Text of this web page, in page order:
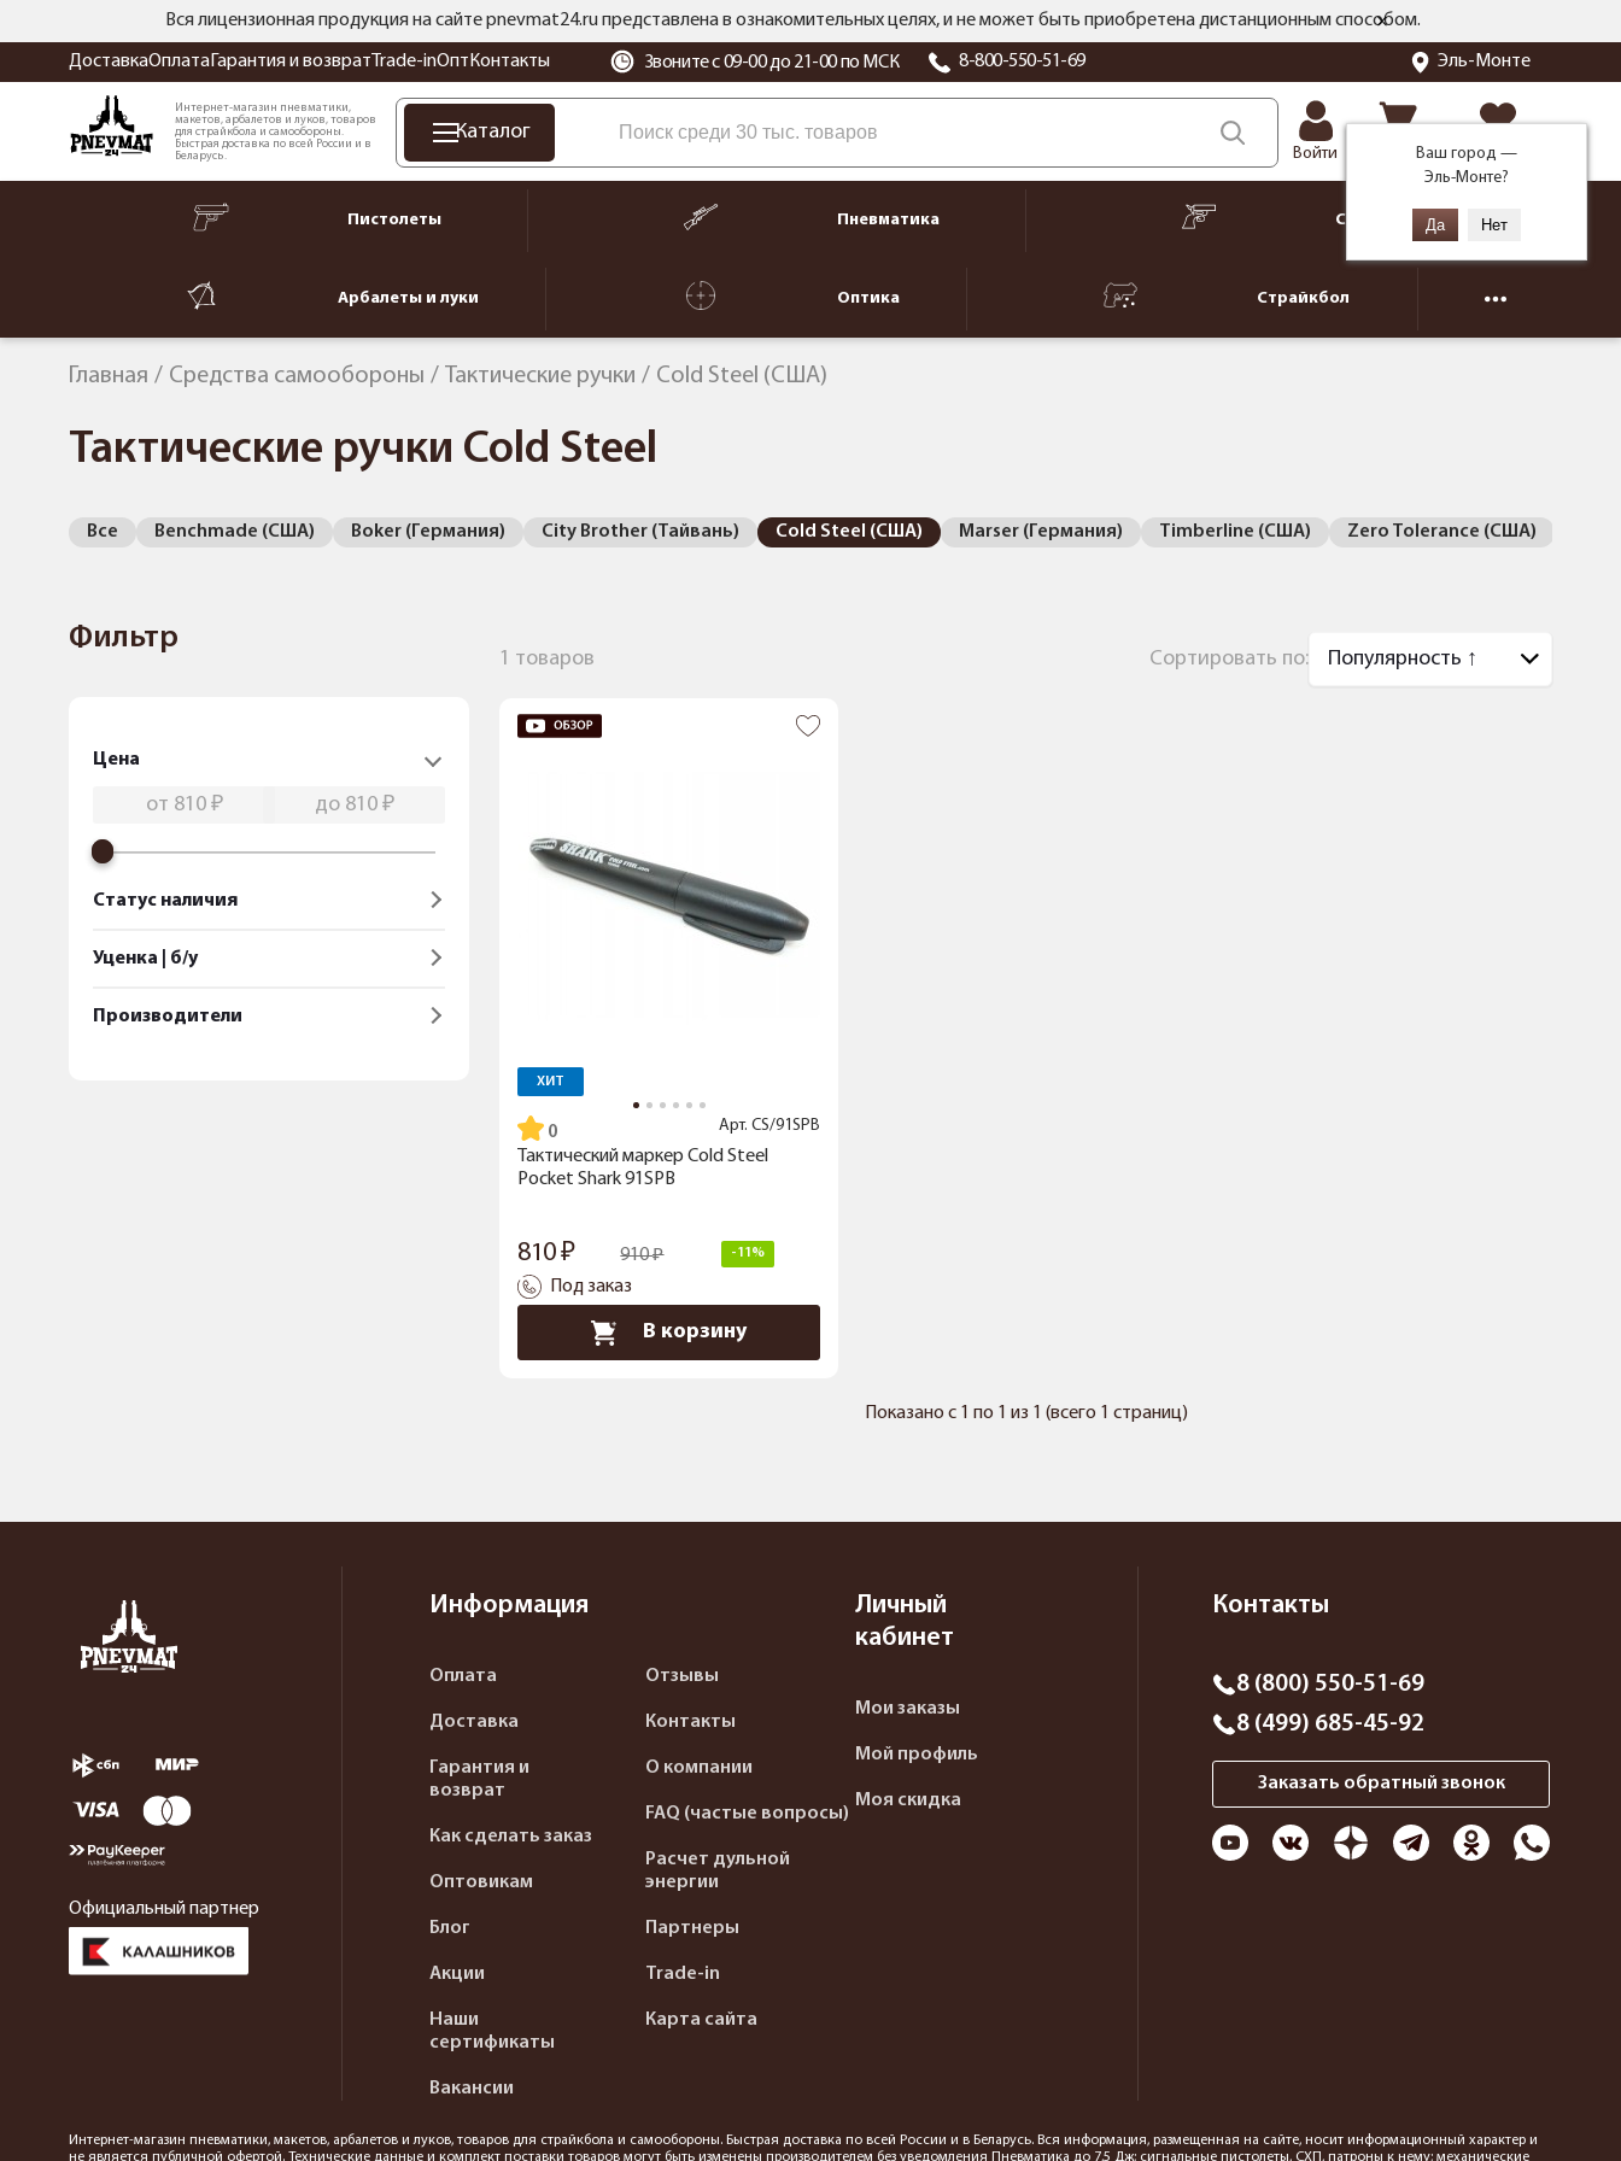
Вся лицензионная продукция на сайте pnevmat24.ru представлена в ознакомительных целях, и не может быть приобретена дистанционным способом.
ДоставкаОплата Гарантия и возврат Trade-inОпт Контакты Звоните с 09-00 до 21-00 по МСК 8-800-550-51-69 Эль-Монте
Ваш город —
Эль-Монте?
Интернет-магазин пневматики,
макетов, арбалетов и луков, товаров
для страйкбола и самообороны.
Быстрая доставка по всей России и в
Беларусь.
Каталог
Войти Корзина Избранное
Пистолеты Пневматика Сигнальное
Арбалеты и луки Оптика Страйкбол
Главная Средства самообороны Тактические ручки Cold Steel (США)
Тактические ручки Cold Steel
Все Benchmade (США) Boker (Германия) City Brother (Тайвань) Cold Steel (США) Marser (Германия) Timberline (США) Zero Tolerance (США)
Фильтр
Цена
Статус наличия
Уценка | б/у
Производители
1 товаров Сортировать по:
ХИТ
Арт. CS/91SPB
Тактический маркер Cold Steel
Pocket Shark 91SPB
810 910 -11%
Под заказ
В корзину
Показано с 1 по 1 из 1 (всего 1 страниц)
Официальный партнер
Информация
Оплата
Доставка
Гарантия и
возврат
Как сделать заказ
Оптовикам
Блог
Акции
Наши
сертификаты
Вакансии
Отзывы
Контакты
О компании
FAQ (частые вопросы)
Расчет дульной
энергии
Партнеры
Trade-in
Карта сайта
Личный
кабинет
Мои заказы
Мой профиль
Моя скидка
Контакты
8 (800) 550-51-69
8 (499) 685-45-92
Заказать обратный звонок
Интернет-магазин пневматики, макетов, арбалетов и луков, товаров для страйкбола и самообороны. Быстрая доставка по всей России и в Беларусь. Вся информация, размещенная на сайте, носит информационный характер и
не является публичной офертой. Технические данные и комплект поставки товаров могут быть изменены производителем без уведомления Пневматика до 7,5 Дж; сигнальные пистолеты, СХП, патроны к нему; механические